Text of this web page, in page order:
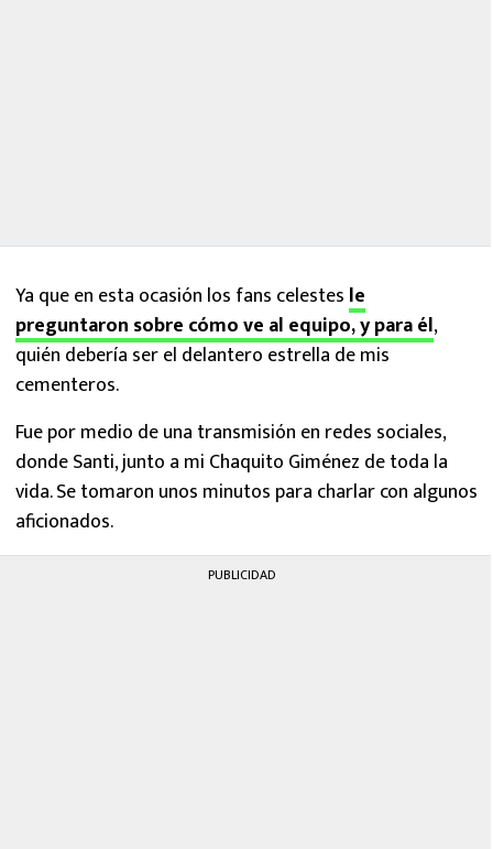
Ya que en esta ocasión los fans celestes le
preguntaron sobre cómo ve al equipo, y para él,
quién debería ser el delantero estrella de mis
cementeros.
Fue por medio de una transmisión en redes sociales,
donde Santi, junto a mi Chaquito Giménez de toda la
vida. Se tomaron unos minutos para charlar con algunos
aficionados.
PUBLICIDAD